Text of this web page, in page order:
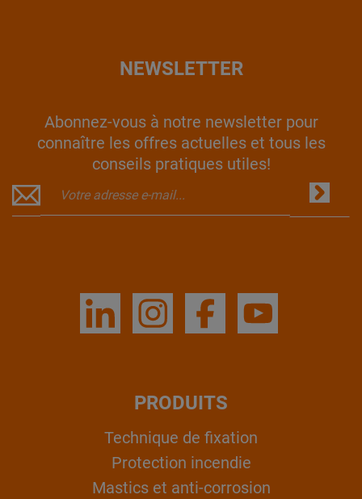
NEWSLETTER
Abonnez-vous à notre newsletter pour
connaître les offres actuelles et tous les
conseils pratiques utiles!
PRODUITS
Technique de fixation
Protection incendie
Mastics et anti-corrosion